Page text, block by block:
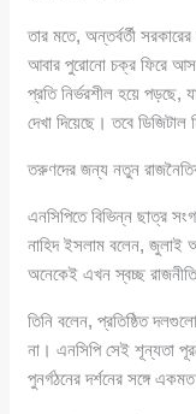
তার মতে, অন্তর্বর্তী
আবার পুরোনো চক্র ফিরে
প্রতি নির্ভরশীল হয়ে পড়ছে,
দেখা দিয়েছে। তবে
তরুণদের জন্য নতুন
এনসিপিতে বিভিন্ন ছাত্র
নাহিদ ইসলাম বলেন, জুলাই
অনেকেই এখন স্বচ্ছ
তিনি বলেন, প্রতিষ্ঠিত
না। এনসিপি সেই শূন্যতা
পুনর্গঠনের দর্শনের সঙ্গে